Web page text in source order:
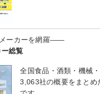
ーカーを網羅――
総覧
全国食品・酒類・機械
3,063社の概要をまとめ